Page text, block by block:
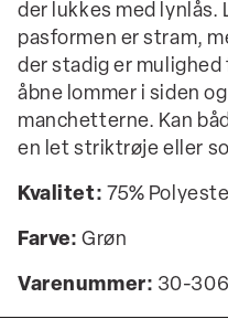
der lukkes med lynlås.
pasformen er stram,
der stadig er
åbne lommer i siden
manchetterne. Kan
en let striktrøje eller
Kvalitet: 75%
Farve: Grøn
Varenummer: 30-